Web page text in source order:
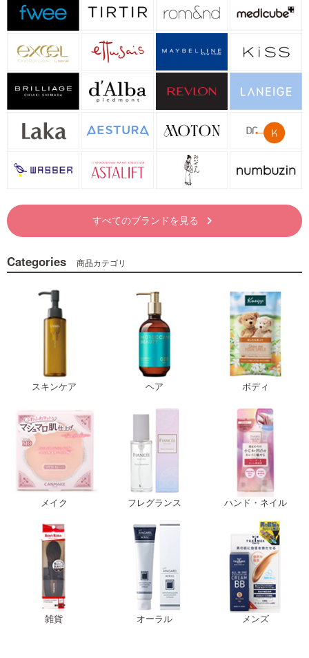
すべてのブランドを見る keyboard_arrow_right
Categories 商品カテゴリ
スキンケア ヘア ボディ
メイク フレグランス ハンド・ネイル
雑貨 オーラル メンズ